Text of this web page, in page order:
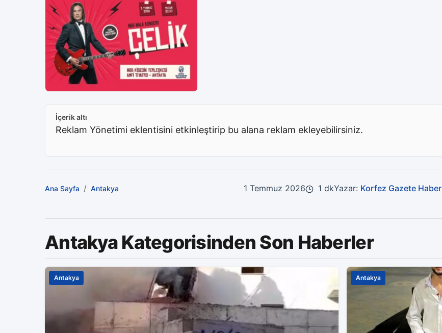
İçerik altı
Reklam Yönetimi eklentisini etkinleştirip bu alana reklam ekleyebilirsiniz.
Ana Sayfa / Antakya 1 Temmuz 2026 1 dkYazar: Korfez Gazete Haber
Antakya Kategorisinden Son Haberler
Antakya Antakya